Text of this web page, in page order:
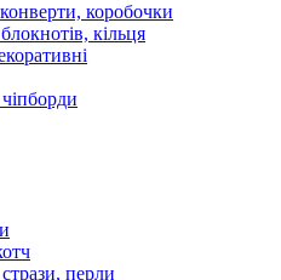
коробочки
кільця
перли